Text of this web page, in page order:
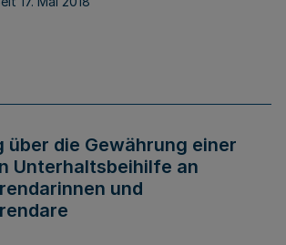
über die Gewährung einer
Unterhaltsbeihilfe an
und